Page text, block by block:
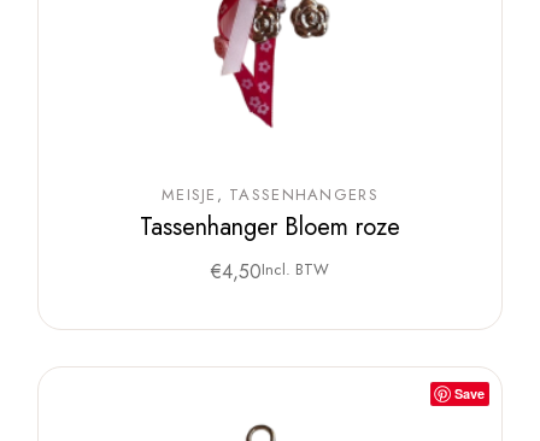
MEISJE TASSENHANGERS
Tassenhanger Bloem roze
€4,50Incl. BTW
Save